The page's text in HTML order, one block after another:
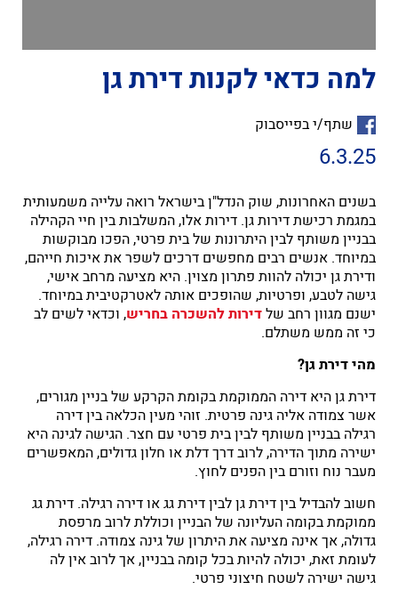
למה כדאי לקנות דירת גן
שתף/י בפייסבוק
6.3.25
בשנים האחרונות, שוק הנדל"ן בישראל רואה עלייה משמעותית
במגמת רכישת דירות גן. דירות אלו, המשלבות בין חיי הקהילה
בבניין משותף לבין היתרונות של בית פרטי, הפכו מבוקשות
במיוחד. אנשים רבים מחפשים דרכים לשפר את איכות חייהם,
ודירת גן יכולה להוות פתרון מצוין. היא מציעה מרחב אישי,
גישה לטבע, ופרטיות, שהופכים אותה לאטרקטיבית במיוחד.
ישנם מגוון רחב שלדירות להשכרה בחריש, וכדאי לשים לב
כי זה ממש משתלם.
מהי דירת גן?
דירת גן היא דירה הממוקמת בקומת הקרקע של בניין מגורים,
אשר צמודה אליה גינה פרטית. זוהי מעין הכלאה בין דירה
רגילה בבניין משותף לבין בית פרטי עם חצר. הגישה לגינה היא
ישירה מתוך הדירה, לרוב דרך דלת או חלון גדולים, המאפשרים
מעבר נוח וזורם בין הפנים לחוץ.
חשוב להבדיל בין דירת גן לבין דירת גג או דירה רגילה. דירת גג
ממוקמת בקומה העליונה של הבניין וכוללת לרוב מרפסת
גדולה, אך אינה מציעה את היתרון של גינה צמודה. דירה רגילה,
לעומת זאת, יכולה להיות בכל קומה בבניין, אך לרוב אין לה
גישה ישירה לשטח חיצוני פרטי.